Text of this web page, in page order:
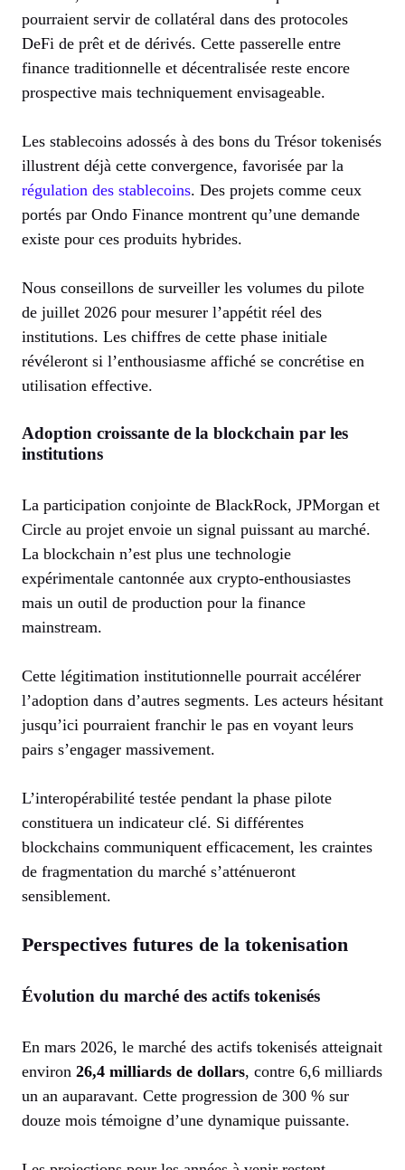
pourraient servir de collatéral dans des protocoles
DeFi de prêt et de dérivés. Cette passerelle entre
finance traditionnelle et décentralisée reste encore
prospective mais techniquement envisageable.
Les stablecoins adossés à des bons du Trésor tokenisés
illustrent déjà cette convergence, favorisée par la
régulation des stablecoins. Des projets comme ceux
portés par Ondo Finance montrent qu’une demande
existe pour ces produits hybrides.
Nous conseillons de surveiller les volumes du pilote
de juillet 2026 pour mesurer l’appétit réel des
institutions. Les chiffres de cette phase initiale
révéleront si l’enthousiasme affiché se concrétise en
utilisation effective.
Adoption croissante de la blockchain par les
institutions
La participation conjointe de BlackRock, JPMorgan et
Circle au projet envoie un signal puissant au marché.
La blockchain n’est plus une technologie
expérimentale cantonnée aux crypto-enthousiastes
mais un outil de production pour la finance
mainstream.
Cette légitimation institutionnelle pourrait accélérer
l’adoption dans d’autres segments. Les acteurs hésitant
jusqu’ici pourraient franchir le pas en voyant leurs
pairs s’engager massivement.
L’interopérabilité testée pendant la phase pilote
constituera un indicateur clé. Si différentes
blockchains communiquent efficacement, les craintes
de fragmentation du marché s’atténueront
sensiblement.
Perspectives futures de la tokenisation
Évolution du marché des actifs tokenisés
En mars 2026, le marché des actifs tokenisés atteignait
environ 26,4 milliards de dollars, contre 6,6 milliards
un an auparavant. Cette progression de 300 % sur
douze mois témoigne d’une dynamique puissante.